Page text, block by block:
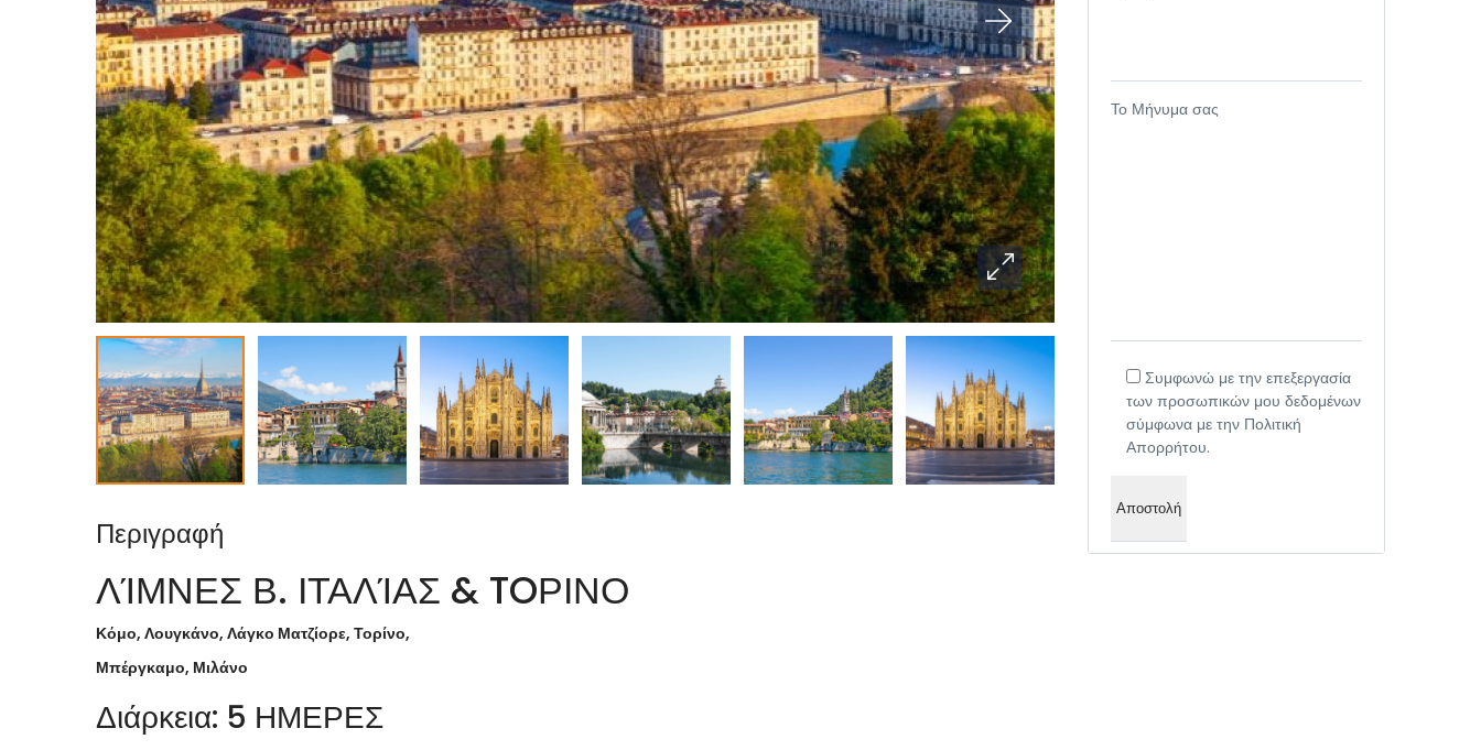
Περιγραφή
ΛΊΜΝΕΣ Β. ΙΤΑΛΊΑΣ & TOΡΙΝΟ
Κόμο, Λουγκάνο, Λάγκο Ματζίορε, Τορίνο,
Μπέργκαμο, Μιλάνο
Διάρκεια: 5 ΗΜΕΡΕΣ
Το Μήνυμα σας
Συμφωνώ με την επεξεργασία
των προσωπικών μου δεδομένων
σύμφωνα με την Πολιτική
Απορρήτου.